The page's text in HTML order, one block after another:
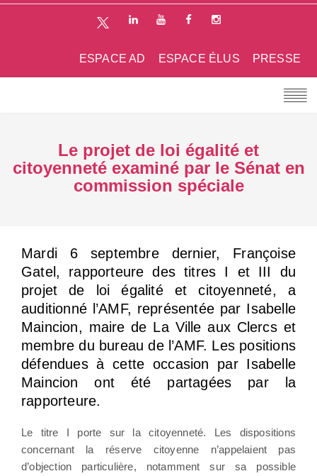
PRESSE
ESPACE ÉLUS
ESPACE AD
Le projet de loi égalité et
citoyenneté examiné par le Sénat en
commission spéciale
Mardi 6 septembre dernier, Françoise
Gatel, rapporteure des titres I et III du
projet de loi égalité et citoyenneté, a
auditionné l’AMF, représentée par Isabelle
Maincion, maire de La Ville aux Clercs et
membre du bureau de l’AMF. Les positions
défendues à cette occasion par Isabelle
Maincion ont été partagées par la
rapporteure.
Le titre I porte sur la citoyenneté. Les dispositions
concernant la réserve citoyenne n’appelaient pas
d’objection particulière, notamment sur sa possible